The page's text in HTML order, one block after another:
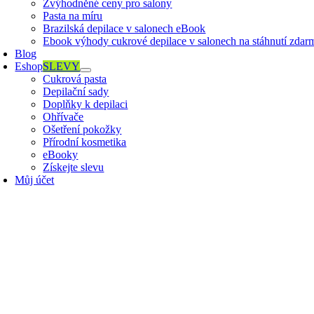
Zvýhodněné ceny pro salony
Pasta na míru
Brazilská depilace v salonech eBook
Ebook výhody cukrové depilace v salonech na stáhnutí
Blog
EshopSLEVY
Cukrová pasta
Depilační sady
Doplňky k depilaci
Ohřívače
Ošetření pokožky
Přírodní kosmetika
eBooky
Získejte slevu
Můj účet